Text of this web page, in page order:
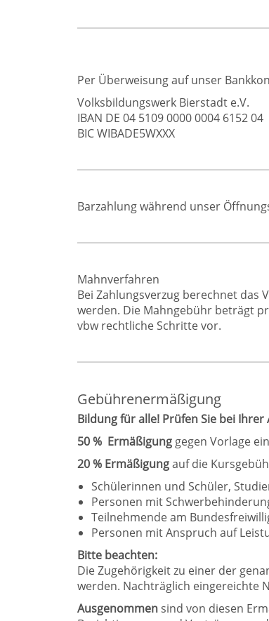
Per Überweisung auf unser
Volksbildungswerk Bierstadt e.V.
IBAN DE 04 5109 0000 0004 6152 04
BIC WIBADE5WXXX
Barzahlung während unser
Mahnverfahren
Bei Zahlungsverzug berechnet
werden. Die Mahngebühr beträgt
vbw rechtliche Schritte vor.
Gebührenermäßigung
Bildung für alle! Prüfen Sie bei
50 % Ermäßigunggegen Vorlage
20 % Ermäßi­gungauf die
Schülerinnen und Schüler,
Personen mit
Teilnehmende am
Personen mit Anspruch auf
Bitte beachten:
Die Zugehörigkeit zu einer der
werden. Nachträglich eingereichte
Ausgenommensind von diesen